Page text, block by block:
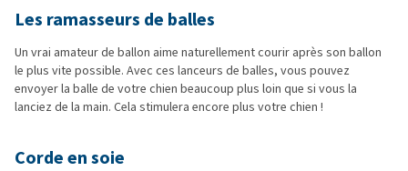
Les ramasseurs de balles
Un vrai amateur de ballon aime naturellement courir après son ballon
le plus vite possible. Avec ces lanceurs de balles, vous pouvez
envoyer la balle de votre chien beaucoup plus loin que si vous la
lanciez de la main. Cela stimulera encore plus votre chien !
Corde en soie